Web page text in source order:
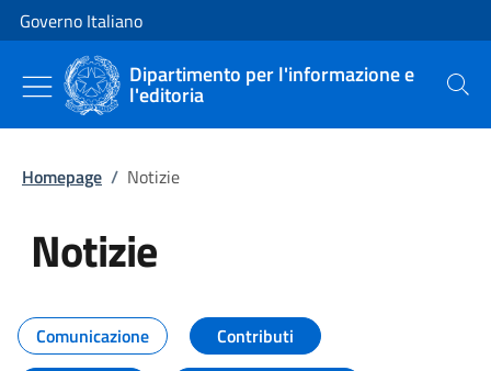
Vai al contenuto
Vai alla navigazione del sito
Governo Italiano
Dipartimento per l'informazione e
l'editoria Cerca
Homepage / Notizie
Notizie
Tutti i contenuti della pagina
Comunicazione
Contributi